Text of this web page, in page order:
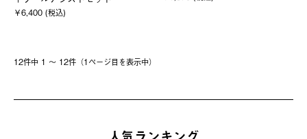
￥6,400 (税込)
12件中 1 〜 12件（1ページ⽬を表⽰中）